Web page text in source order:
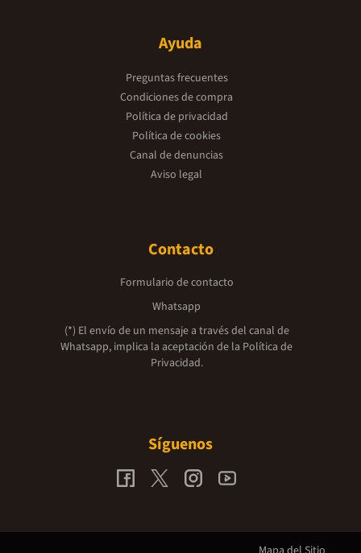
Ayuda
Preguntas frecuentes
Condiciones de compra
Política de privacidad
Política de cookies
Canal de denuncias
Aviso legal
Contacto
Formulario de contacto
Whatsapp
(*) El envío de un mensaje a través del canal de
Whatsapp, implica la aceptación de la Política de
Privacidad.
Síguenos